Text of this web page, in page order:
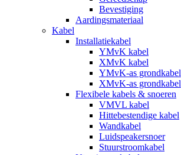
Bevestiging
Aardingsmateriaal
Kabel
Installatiekabel
YMvK kabel
XMvK kabel
YMvK-as grondkabel
XMvK-as grondkabel
Flexibele kabels & snoeren
VMVL kabel
Hittebestendige kabel
Wandkabel
Luidspeakersnoer
Stuurstroomkabel